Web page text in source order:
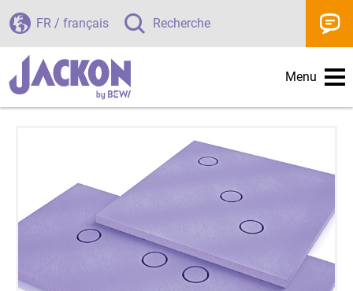
Menu
FR / français Recherche